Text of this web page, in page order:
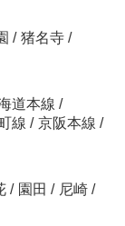
/ 猪名寺 /
道本線 /
線 / 京阪本線 /
/ 園田 / 尼崎 /